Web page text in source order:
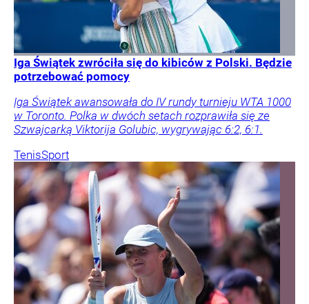
Iga Świątek zwróciła się do kibiców z Polski. Będzie
potrzebować pomocy
Iga Świątek awansowała do IV rundy turnieju WTA 1000
w Toronto. Polka w dwóch setach rozprawiła się ze
Szwajcarką Viktorija Golubic, wygrywając 6:2, 6:1.
TenisSport